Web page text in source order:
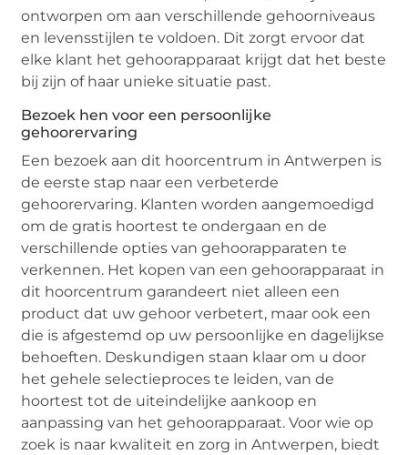
ontworpen om aan verschillende gehoorniveaus
en levensstijlen te voldoen. Dit zorgt ervoor dat
elke klant het gehoorapparaat krijgt dat het beste
bij zijn of haar unieke situatie past.
Bezoek hen voor een persoonlijke
gehoorervaring
Een bezoek aan dit hoorcentrum in Antwerpen is
de eerste stap naar een verbeterde
gehoorervaring. Klanten worden aangemoedigd
om de gratis hoortest te ondergaan en de
verschillende opties van gehoorapparaten te
verkennen. Het kopen van een gehoorapparaat in
dit hoorcentrum garandeert niet alleen een
product dat uw gehoor verbetert, maar ook een
die is afgestemd op uw persoonlijke en dagelijkse
behoeften. Deskundigen staan klaar om u door
het gehele selectieproces te leiden, van de
hoortest tot de uiteindelijke aankoop en
aanpassing van het gehoorapparaat. Voor wie op
zoek is naar kwaliteit en zorg in Antwerpen, biedt